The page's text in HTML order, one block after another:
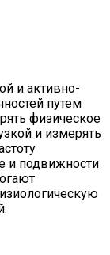
и активно-
путем
физическое
и измерять
и подвижности